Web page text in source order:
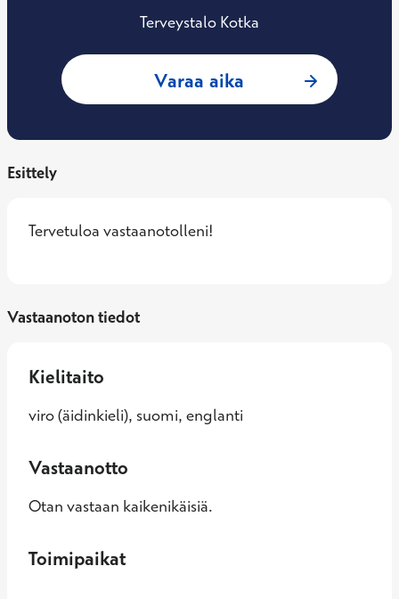
Terveystalo Kotka
Varaa aika : Margus
Esittely
Tervetuloa vastaanotolleni!
Vastaanoton tiedot
Kielitaito
viro (äidinkieli), suomi, englanti
Vastaanotto
Otan vastaan kaikenikäisiä.
Toimipaikat